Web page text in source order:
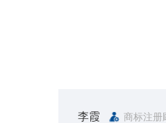
李霞 商标注册